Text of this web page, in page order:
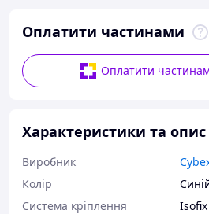
Оплатити частинами
Оплатити
Характеристики та опис
Виробник
Колір
Система кріплення
Isofix